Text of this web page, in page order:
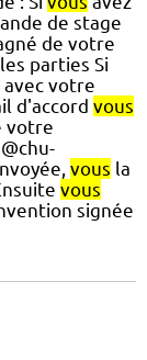
de stage
de votre
parties Si
avec votre
d'accord vous
votre
vous la
vous
signée